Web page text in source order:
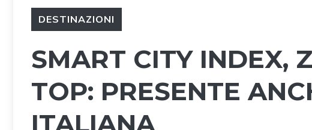
DESTINAZIONI
SMART CITY INDEX,
TOP: PRESENTE
ITALIANA